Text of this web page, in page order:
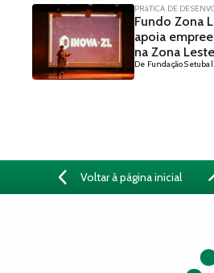
PRáTICA DE
Fundo Zona
apoia
na Zona Leste
De Fundação Setubal
Voltar à página inicial